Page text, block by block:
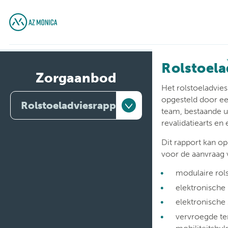
Zorgaanbod
Rolstoeladviesrapport
Het
opgesteld door
team, bestaande
revalidatiearts en
Dit rapport kan
voor de aanvraag
modulaire
elektronische
elektronische
vervroegde